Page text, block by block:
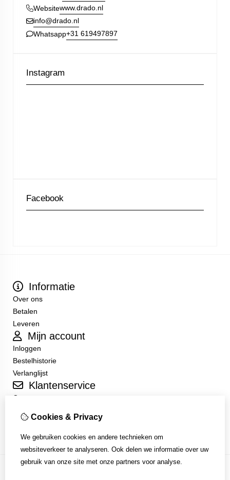
Websitewww.drado.nl
info@drado.nl
Whatsapp+31 619497897
Instagram
Facebook
Informatie
Over ons
Betalen
Leveren
Mijn account
Inloggen
Bestelhistorie
Verlanglijst
Klantenservice
Contact
Algemene Voorwaarden
Cookies & Privacy
We gebruiken cookies en andere technieken om
websiteverkeer te analyseren. Ook delen we informatie over uw
gebruik van onze site met onze partners voor analyse.